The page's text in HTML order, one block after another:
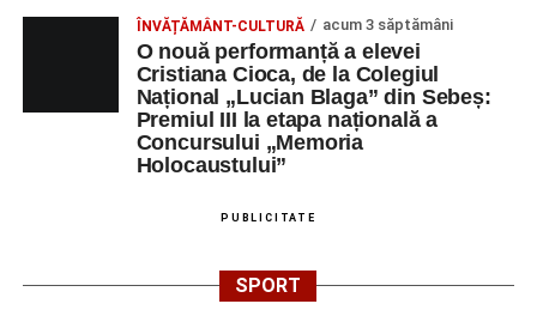
ÎNVĂȚĂMÂNT-CULTURĂ acum 3 săptămâni
O nouă performanță a elevei
Cristiana Cioca, de la Colegiul
Național „Lucian Blaga” din Sebeș:
Premiul III la etapa națională a
Concursului „Memoria
Holocaustului”
PUBLICITATE
SPORT